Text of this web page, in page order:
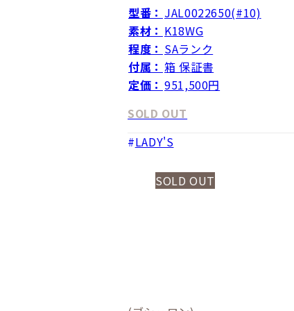
型番： JAL0022650(#10)
素材： K18WG
程度： SAランク
付属： 箱 保証書
定価： 951,500円
SOLD OUT
LADY'S
SOLD OUT